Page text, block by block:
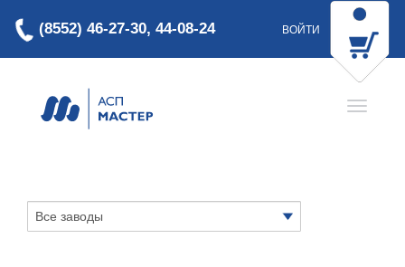
(8552) 46-27-30, 44-08-24 ВОЙТИ